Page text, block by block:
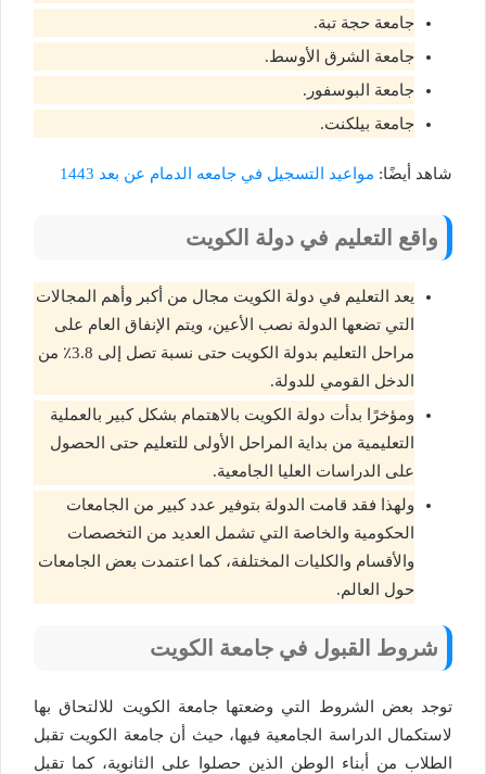
جامعة حجة تبة.
جامعة الشرق الأوسط.
جامعة البوسفور.
جامعة بيلكنت.
شاهد أيضًا: مواعيد التسجيل في جامعه الدمام عن بعد 1443
واقع التعليم في دولة الكويت
يعد التعليم في دولة الكويت مجال من أكبر وأهم المجالات
التي تضعها الدولة نصب الأعين، ويتم الإنفاق العام على
مراحل التعليم بدولة الكويت حتى نسبة تصل إلى 3.8٪ من
الدخل القومي للدولة.
ومؤخرًا بدأت دولة الكويت بالاهتمام بشكل كبير بالعملية
التعليمية من بداية المراحل الأولى للتعليم حتى الحصول
على الدراسات العليا الجامعية.
ولهذا فقد قامت الدولة بتوفير عدد كبير من الجامعات
الحكومية والخاصة التي تشمل العديد من التخصصات
والأقسام والكليات المختلفة، كما اعتمدت بعض الجامعات
حول العالم.
شروط القبول في جامعة الكويت
توجد بعض الشروط التي وضعتها جامعة الكويت للالتحاق بها
لاستكمال الدراسة الجامعية فيها، حيث أن جامعة الكويت تقبل
الطلاب من أبناء الوطن الذين حصلوا على الثانوية، كما تقبل